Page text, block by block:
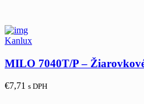
Kanlux
MILO 7040T/P –
€7,71 s DPH